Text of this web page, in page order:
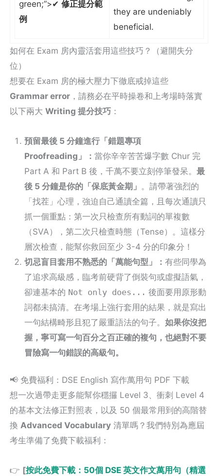
green;”>✔ 修正提分範
例
they are undeniably
beneficial.
如何在 Exam 房內靈活套用這些技巧？（避開失分
位）
想要在 Exam 房的極大壓力下徹底戒掉這些
Grammar error ，請務必在平時操卷和上考場時落實
以下兩大 Writing 提分技巧 ：
預留最後 5 分鐘進行「錯題專項
Proofreading」： 當你辛辛苦苦爆字數 Chur 完
Part A 和 Part B 後，千萬不要立刻停筆發呆。 最
後 5 分鐘是你的「保底黃金期」 。請帶著強烈的
「找茬」心理，強迫自己通讀全篇，且每次通讀只
抓一個重點：第一次只檢查所有動詞的單複數
（SVA），第二次只檢查時態（Tense）。這樣分
層次檢查，能幫你救回至少 3-4 分的印象分！
切忌盲目套用不熟悉的「萬能句型」： 有些同學為
了追求高級感，臨考前硬背了倒裝句或虛擬語氣，
卻連基本的 Not only does... 後面要用原形動
詞都未搞清。在考場上強行套用的結果，就是寫出
一句結構畸形且犯了嚴重語法的句子。 如果你沒把
握，寧可寫一句百分之百正確的複句，也絕對不要
冒險寫一句錯誤的高級句。
📢 免費福利：DSE English 寫作萬用句 PDF 下載
想一次過帶走更多能幫你穩攞 Level 3、衝刺 Level 4
的基本文法修正對照表，以及 50 個最常用到的高階替
換 Advanced Vocabulary 清單嗎？我們特別為應屆
考生準備了免費下載福利：
👉 [按此免費下載：50個 DSE 英文作文萬用句（精選